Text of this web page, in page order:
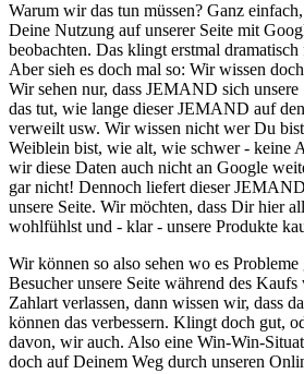
Warum wir das tun müssen? Ganz
Deine Nutzung auf unserer Seite mit
beobachten. Das klingt erstmal
Aber sieh es doch mal so: Wir wissen
Wir sehen nur, dass JEMAND sich unsere
das tut, wie lange dieser JEMAND auf
verweilt usw. Wir wissen nicht wer Du
Weiblein bist, wie alt, wie schwer - keine
wir diese Daten auch nicht an Google
gar nicht! Dennoch liefert dieser
unsere Seite. Wir möchten, dass Dir hier
wohlfühlst und - klar - unsere Produkte
Wir können so also sehen wo es
Besucher unsere Seite während des
Zahlart verlassen, dann wissen wir, dass
können das verbessern. Klingt doch gut,
davon, wir auch. Also eine Win-Win-
doch auf Deinem Weg durch unseren